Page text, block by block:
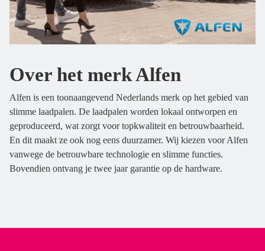
Over het merk Alfen
Alfen is een toonaangevend Nederlands merk op het gebied van
slimme laadpalen. De laadpalen worden lokaal ontworpen en
geproduceerd, wat zorgt voor topkwaliteit en betrouwbaarheid.
En dit maakt ze ook nog eens duurzamer. Wij kiezen voor Alfen
vanwege de betrouwbare technologie en slimme functies.
Bovendien ontvang je twee jaar garantie op de hardware.